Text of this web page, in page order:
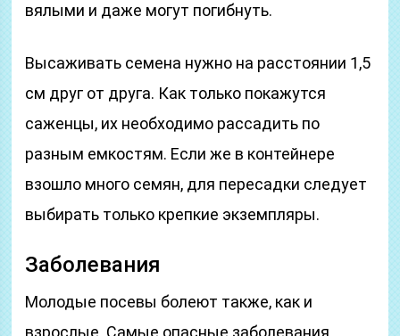
вялыми и даже могут погибнуть.
Высаживать семена нужно на расстоянии 1,5
см друг от друга. Как только покажутся
саженцы, их необходимо рассадить по
разным емкостям. Если же в контейнере
взошло много семян, для пересадки следует
выбирать только крепкие экземпляры.
Заболевания
Молодые посевы болеют также, как и
взрослые. Самые опасные заболевания